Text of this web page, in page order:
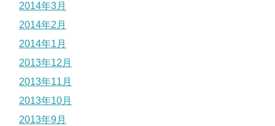
2014年3月
2014年2月
2014年1月
2013年12月
2013年11月
2013年10月
2013年9月